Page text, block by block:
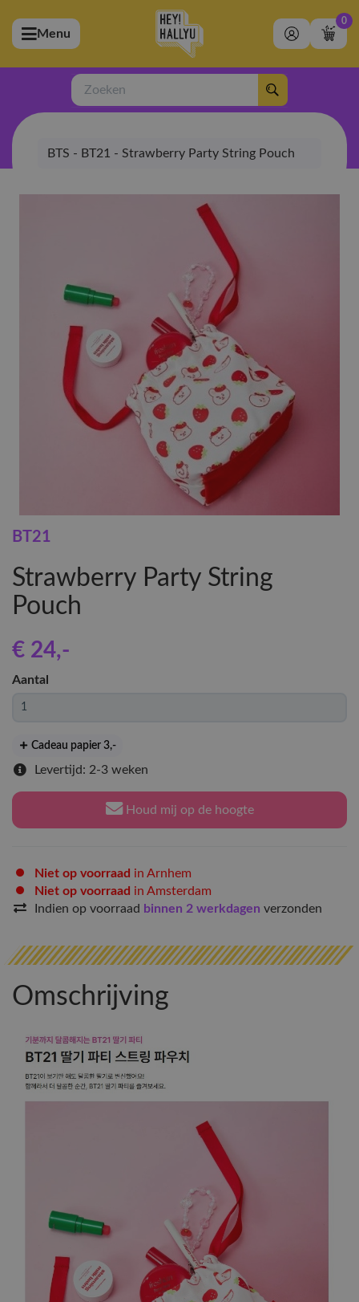
(Artiesten)
(Merchandise)
(Exclusive)
(Winkel)
Menu
0
Zoeken
BTS - BT21 - Strawberry Party String Pouch
BT21
Strawberry Party String
Pouch
€ 24,-
Aantal
Cadeau papier 3,-
Levertijd: 2-3 weken
Houd mij op de hoogte
Niet op voorraad in Arnhem
Niet op voorraad in Amsterdam
Indien op voorraad binnen 2 werkdagen verzonden
Omschrijving